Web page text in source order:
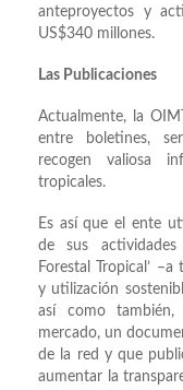
anteproyectos y
US$340 millones.
Las Publicaciones
Actualmente, la
entre boletines,
recogen valiosa
tropicales.
Es así que el ente
de sus
Forestal Tropical’
y utilización
así como
mercado, un
de la red y que
aumentar la